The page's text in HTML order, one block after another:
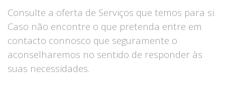
Consulte a oferta de Serviços que temos para si.
Caso não encontre o que pretenda entre em
contacto connosco que seguramente o
aconselharemos no sentido de responder às
suas necessidades.